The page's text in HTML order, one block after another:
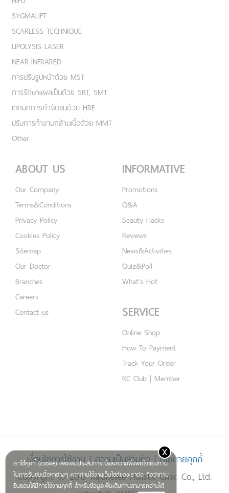
เราใช้คุกกี้ (cookie) เพื่อเพิ่มประสบการณ์และความพึงพอใจของท่าน
ในการรับชมเนื้อหาต่างๆ หากท่านใช้งานเว็บไซต์ของเราต่อ ถือว่าท่าน
ยินยอมให้มีการใช้งานคุกกี้ สำหรับข้อมูลเพิ่มเติมท่านสามารถอ่านได้
x
SYGMALIFT
SCARLESS TECHNIQUE
LIPOLYSIS LASER
NEAR-INFRARED
การปรับรูปหน้าด้วย MST
การรักษาแผลเป็นด้วย SRT, SMT
เทคนิคการกำจัดขนด้วย HRE
ปรับการทำงานกล้ามเนื้อด้วย MMT
Other
ABOUT US
Our Company
Terms&Conditions
Privacy Policy
Cookies Policy
Sitemap
Our Doctor
Branches
Careers
Contact us
INFORMATIVE
Promotions
Q&A
Beauty Hacks
Reviews
News&Activities
Quiz&Poll
What's Hot
SERVICE
Online Shop
How To Payment
Track Your Order
RC Club | Member
เงื่อนไขการใช้งาน|ความเป็นส่วนตัว|นโยบายคุกกี้
Copyright © 2019 Rajdhevee Holistic Clinic Co., Ltd.